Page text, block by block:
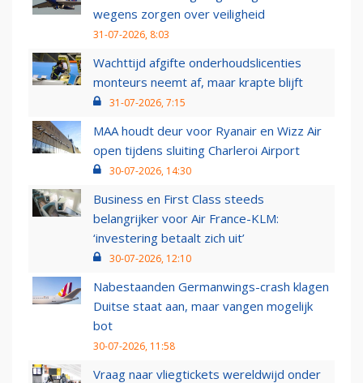
wegens zorgen over veiligheid
31-07-2026, 8:03
Wachttijd afgifte onderhoudslicenties
monteurs neemt af, maar krapte blijft
31-07-2026, 7:15
MAA houdt deur voor Ryanair en Wizz Air
open tijdens sluiting Charleroi Airport
30-07-2026, 14:30
Business en First Class steeds
belangrijker voor Air France-KLM:
‘investering betaalt zich uit’
30-07-2026, 12:10
Nabestaanden Germanwings-crash klagen
Duitse staat aan, maar vangen mogelijk
bot
30-07-2026, 11:58
Vraag naar vliegtickets wereldwijd onder